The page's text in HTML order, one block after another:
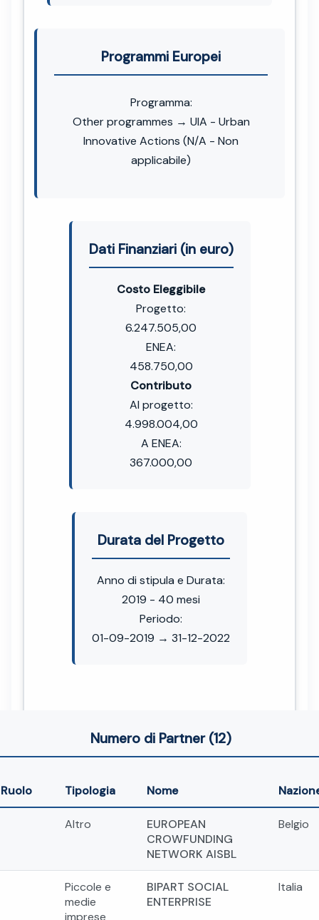
Programmi Europei
Programma:
Other programmes → UIA - Urban
Innovative Actions (N/A - Non
applicabile)
Dati Finanziari (in euro)
Costo Eleggibile
Progetto:
6.247.505,00
ENEA:
458.750,00
Contributo
Al progetto:
4.998.004,00
A ENEA:
367.000,00
Durata del Progetto
Anno di stipula e Durata:
2019 - 40 mesi
Periodo:
01-09-2019 → 31-12-2022
Numero di Partner (12)
Ruolo Tipologia Nome
Altro
EUROPEAN
CROWFUNDING
NETWORK AISBL
Belgio
Piccole e
medie
BIPART SOCIAL
ENTERPRISE
Italia